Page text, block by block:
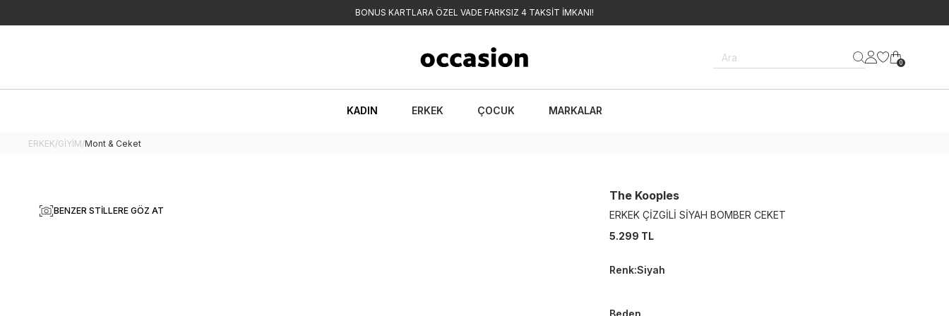
BONUS KARTLARA ÖZEL VADE FARKSIZ 4 TAKSİT İMKANI!
Ara 0
KADIN ERKEK ÇOCUK MARKALAR
ERKEK/GİYİM/Mont & Ceket
BENZER STILLERE GÖZ AT
The Kooples
ERKEK ÇİZGİLİ SİYAH BOMBER CEKET
5.299 TL
Renk:Siyah
Beden